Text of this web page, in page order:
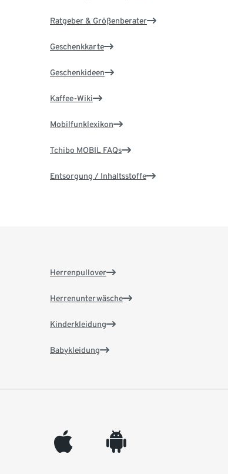
Ratgeber & Größenberater
Geschenkkarte
Geschenkideen
Kaffee-Wiki
Mobilfunklexikon
Tchibo MOBIL FAQs
Entsorgung / Inhaltsstoffe
Herrenpullover
Herrenunterwäsche
Kinderkleidung
Babykleidung
appleinc android